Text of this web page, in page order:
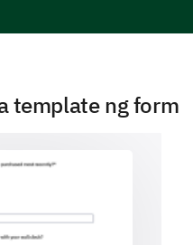
template ng form